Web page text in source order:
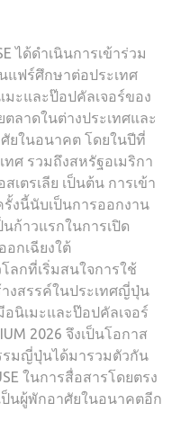
ได้ดำเนินการเข้าร่วม
แฟร์ศึกษาต่อประเทศ
ะและป๊อปคัลเจอร์ของ
ลาดในต่างประเทศและ
ยในอนาคต โดยในปีที่
ทศ รวมถึงสหรัฐอเมริกา
เตรเลีย เป็นต้น การเข้า
รั้งนี้นับเป็นการออกงาน
ก้าวแรกในการเปิด
กเฉียงใต้
ลกที่เริ่มสนใจการใช้
งสรรค์ในประเทศญี่ปุ่น
นิเมะและป๊อปคัลเจอร์
2026 จึงเป็นโอกาส
มญี่ปุ่นได้มารวมตัวกัน
ในการสื่อสารโดยตรง
นผู้พักอาศัยในอนาคตอีก